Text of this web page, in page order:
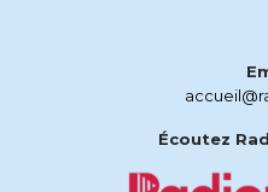
Écoutez